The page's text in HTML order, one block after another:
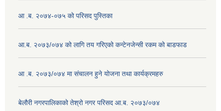
आ .ब. २०७४-०७५ को परिसद पुस्तिका
आ.ब. २०७३/०७४ को लागि तय गरिएको कन्टेनजेन्सी रकम को बाडफाड
आ .ब. २०७३/०७४ मा संचालन हुने योजना तथा कार्यक्रमहरु
बेलौरी नगरपालिकाको तेश्रो नगर परिसद आ.ब. २०७३/०७४